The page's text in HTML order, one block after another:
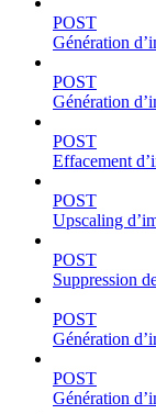
POST
Génération
POST
Génération
POST
Effacement
POST
Upscaling
POST
Suppression
POST
Génération
POST
Génération